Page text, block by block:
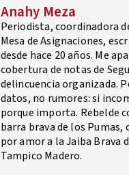
Anahy Meza
Periodista, coordinadora
Mesa de Asignaciones,
desde hace 20 años. Me
cobertura de notas de
delincuencia organizada.
datos, no rumores: si
porque importa. Rebelde
barra brava de los Pumas,
por amor a la Jaiba Brava
Tampico Madero.